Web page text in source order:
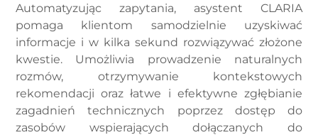
Automatyzując zapytania, asystent CLARIA
pomaga klientom samodzielnie uzyskiwać
informacje i w kilka sekund rozwiązywać złożone
kwestie. Umożliwia prowadzenie naturalnych
rozmów, otrzymywanie kontekstowych
rekomendacji oraz łatwe i efektywne zgłębianie
zagadnień technicznych poprzez dostęp do
zasobów wspierających dołączanych do